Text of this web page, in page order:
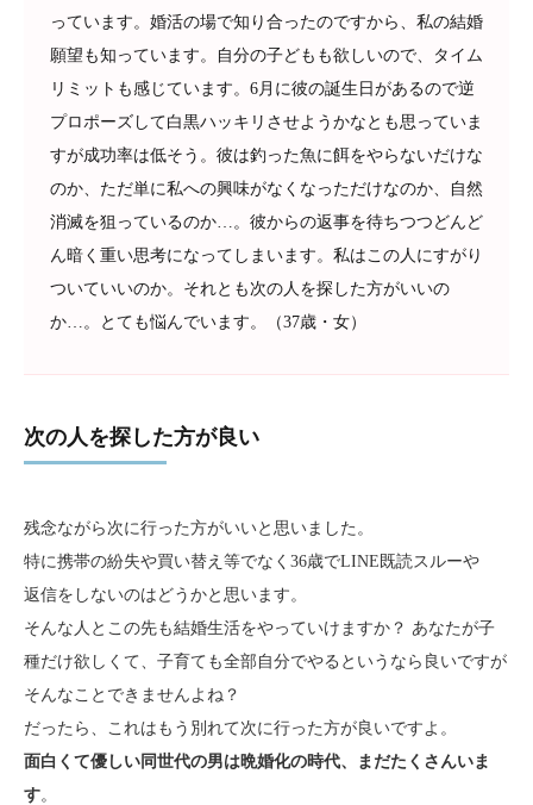
っています。婚活の場で知り合ったのですから、私の結婚
願望も知っています。自分の子どもも欲しいので、タイム
リミットも感じています。6月に彼の誕生日があるので逆
プロポーズして白黒ハッキリさせようかなとも思っていま
すが成功率は低そう。彼は釣った魚に餌をやらないだけな
のか、ただ単に私への興味がなくなっただけなのか、自然
消滅を狙っているのか…。彼からの返事を待ちつつどんど
ん暗く重い思考になってしまいます。私はこの人にすがり
ついていいのか。それとも次の人を探した方がいいの
か…。とても悩んでいます。（37歳・女）
次の人を探した方が良い
残念ながら次に行った方がいいと思いました。
特に携帯の紛失や買い替え等でなく36歳でLINE既読スルーや
返信をしないのはどうかと思います。
そんな人とこの先も結婚生活をやっていけますか？ あなたが子
種だけ欲しくて、子育ても全部自分でやるというなら良いですが
そんなことできませんよね？
だったら、これはもう別れて次に行った方が良いですよ。
面白くて優しい同世代の男は晩婚化の時代、まだたくさんいま
す。